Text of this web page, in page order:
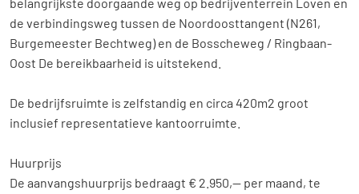
belangrijkste doorgaande weg op bedrijventerrein Loven en
de verbindingsweg tussen de Noordoosttangent (N261,
Burgemeester Bechtweg) en de Bosscheweg / Ringbaan-
Oost De bereikbaarheid is uitstekend.
De bedrijfsruimte is zelfstandig en circa 420m2 groot
inclusief representatieve kantoorruimte.
Huurprijs
De aanvangshuurprijs bedraagt € 2.950,-- per maand, te